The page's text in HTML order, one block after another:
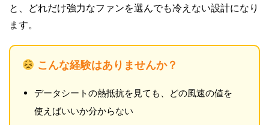
と、どれだけ強力なファンを選んでも冷えない設計になり
ます。
こんな経験はありませんか？
データシートの熱抵抗を見ても、どの風速の値を
使えばいいか分からない